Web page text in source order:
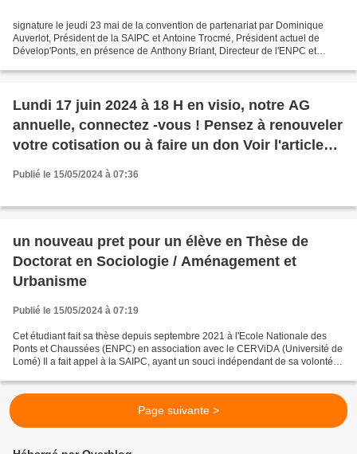
signature le jeudi 23 mai de la convention de partenariat par Dominique
Auverlot, Président de la SAIPC et Antoine Trocmé, Président actuel de
Dévelop'Ponts, en présence de Anthony Briant, Directeur de l'ENPC et
Lundi 17 juin 2024 à 18 H en visio, notre AG
annuelle, connectez -vous ! Pensez à renouveler
votre cotisation ou à faire un don Voir l'article
posté début d'année !
Publié le 15/05/2024 à 07:36
un nouveau pret pour un élève en Thèse de
Doctorat en Sociologie / Aménagement et
Urbanisme
Publié le 15/05/2024 à 07:19
Cet étudiant fait sa thèse depuis septembre 2021 à l'Ecole Nationale des
Ponts et Chaussées (ENPC) en association avec le CERViDA (Université de
Lomé) Il a fait appel à la SAIPC, ayant un souci indépendant de sa volonté
Page suivante >